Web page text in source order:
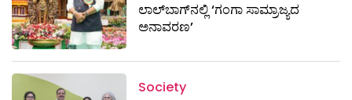
ಲಾಲ್‌ಬಾಗ್‌ನಲ್ಲಿ ‘ಗಂಗಾ ಸಾಮ್ರಾಜ್ಯದ
ಅನಾವರಣ’
Society